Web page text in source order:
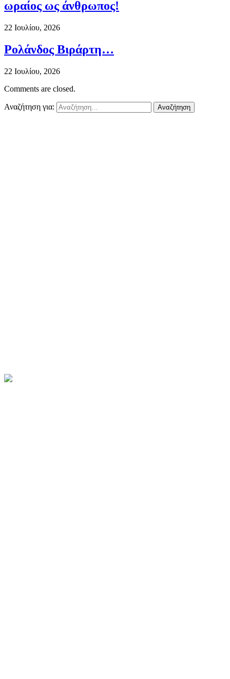
ωραίος ως άνθρωπος!
22 Ιουλίου, 2026
Ρολάνδος Βιράρτη…
22 Ιουλίου, 2026
Comments are closed.
Αναζήτηση για: